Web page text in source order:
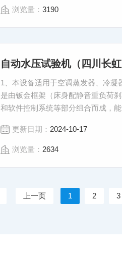
浏览量： 3190
自动水压试验机（四川长虹
1、本设备适用于空调蒸发器、冷凝
是由钣金框架（床身配静音重负荷
和软件控制系统等部分组合而成，
更新日期： 2024-10-17
浏览量： 2634
上一页 1 2 3